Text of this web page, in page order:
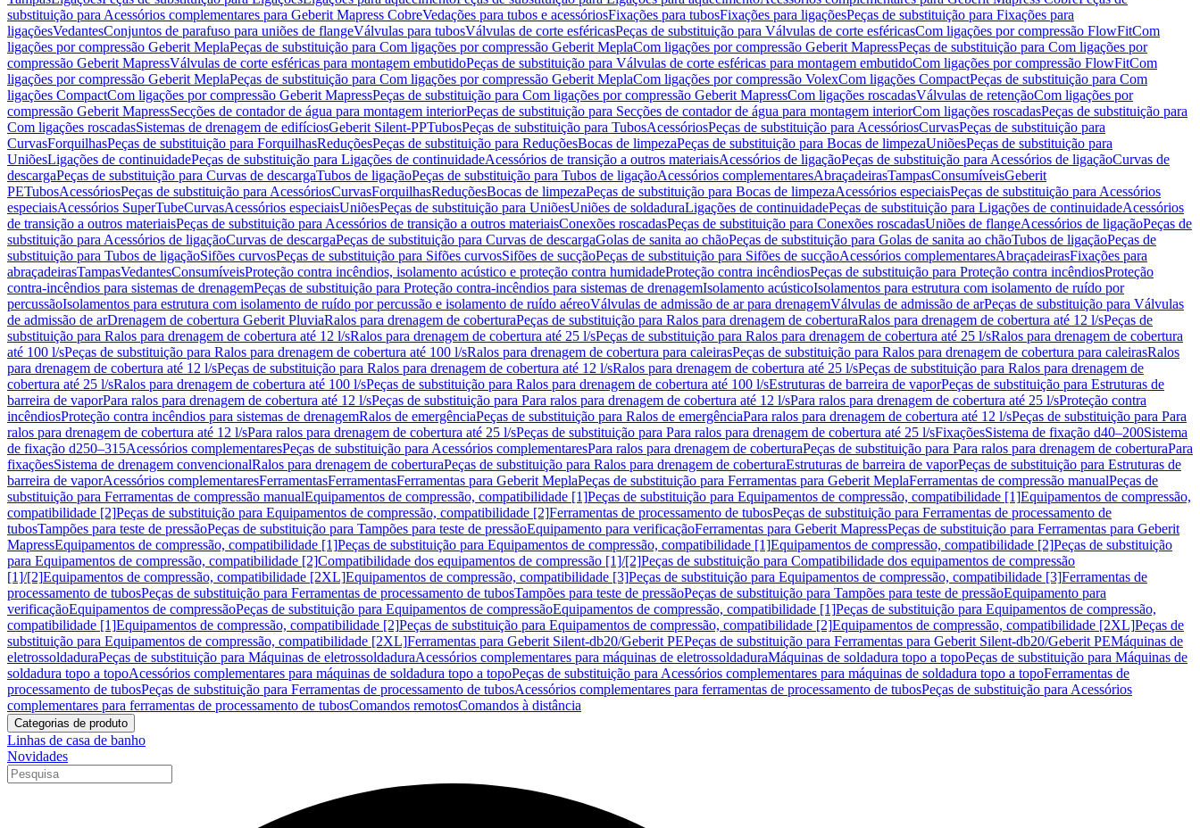
substituição para Acessórios complementares para Geberit Mapress CobreVedações para tubos e acessóriosFixações para tubosFixações para ligaçõesPeças de substituição para Fixações para
ligaçõesVedantesConjuntos de parafuso para uniões de flangeVálvulas para tubosVálvulas de corte esféricasPeças de substituição para Válvulas de corte esféricasCom ligações por compressão FlowFitCom
ligações por compressão Geberit MeplaPeças de substituição para Com ligações por compressão Geberit MeplaCom ligações por compressão Geberit MapressPeças de substituição para Com ligações por
compressão Geberit MapressVálvulas de corte esféricas para montagem embutidoPeças de substituição para Válvulas de corte esféricas para montagem embutidoCom ligações por compressão FlowFitCom
ligações por compressão Geberit MeplaPeças de substituição para Com ligações por compressão Geberit MeplaCom ligações por compressão VolexCom ligações CompactPeças de substituição para Com
ligações CompactCom ligações por compressão Geberit MapressPeças de substituição para Com ligações por compressão Geberit MapressCom ligações roscadasVálvulas de retençãoCom ligações por
compressão Geberit MapressSecções de contador de água para montagem interiorPeças de substituição para Secções de contador de água para montagem interiorCom ligações roscadasPeças de substituição para
Com ligações roscadasSistemas de drenagem de edifíciosGeberit Silent-PPTubosPeças de substituição para TubosAcessóriosPeças de substituição para AcessóriosCurvasPeças de substituição para
CurvasForquilhasPeças de substituição para ForquilhasReduçõesPeças de substituição para ReduçõesBocas de limpezaPeças de substituição para Bocas de limpezaUniõesPeças de substituição para
UniõesLigações de continuidadePeças de substituição para Ligações de continuidadeAcessórios de transição a outros materiaisAcessórios de ligaçãoPeças de substituição para Acessórios de ligaçãoCurvas de
descargaPeças de substituição para Curvas de descargaTubos de ligaçãoPeças de substituição para Tubos de ligaçãoAcessórios complementaresAbraçadeirasTampasConsumíveisGeberit
PETubosAcessóriosPeças de substituição para AcessóriosCurvasForquilhasReduçõesBocas de limpezaPeças de substituição para Bocas de limpezaAcessórios especiaisPeças de substituição para Acessórios
especiaisAcessórios SuperTubeCurvasAcessórios especiaisUniõesPeças de substituição para UniõesUniões de soldaduraLigações de continuidadePeças de substituição para Ligações de continuidadeAcessórios
de transição a outros materiaisPeças de substituição para Acessórios de transição a outros materiaisConexões roscadasPeças de substituição para Conexões roscadasUniões de flangeAcessórios de ligaçãoPeças de
substituição para Acessórios de ligaçãoCurvas de descargaPeças de substituição para Curvas de descargaGolas de sanita ao chãoPeças de substituição para Golas de sanita ao chãoTubos de ligaçãoPeças de
substituição para Tubos de ligaçãoSifões curvosPeças de substituição para Sifões curvosSifões de sucçãoPeças de substituição para Sifões de sucçãoAcessórios complementaresAbraçadeirasFixações para
abraçadeirasTampasVedantesConsumíveisProteção contra incêndios, isolamento acústico e proteção contra humidadeProteção contra incêndiosPeças de substituição para Proteção contra incêndiosProteção
contra-incêndios para sistemas de drenagemPeças de substituição para Proteção contra-incêndios para sistemas de drenagemIsolamento acústicoIsolamentos para estrutura com isolamento de ruído por
percussãoIsolamentos para estrutura com isolamento de ruído por percussão e isolamento de ruído aéreoVálvulas de admissão de ar para drenagemVálvulas de admissão de arPeças de substituição para Válvulas
de admissão de arDrenagem de cobertura Geberit PluviaRalos para drenagem de coberturaPeças de substituição para Ralos para drenagem de coberturaRalos para drenagem de cobertura até 12 l/sPeças de
substituição para Ralos para drenagem de cobertura até 12 l/sRalos para drenagem de cobertura até 25 l/sPeças de substituição para Ralos para drenagem de cobertura até 25 l/sRalos para drenagem de cobertura
até 100 l/sPeças de substituição para Ralos para drenagem de cobertura até 100 l/sRalos para drenagem de cobertura para caleirasPeças de substituição para Ralos para drenagem de cobertura para caleirasRalos
para drenagem de cobertura até 12 l/sPeças de substituição para Ralos para drenagem de cobertura até 12 l/sRalos para drenagem de cobertura até 25 l/sPeças de substituição para Ralos para drenagem de
cobertura até 25 l/sRalos para drenagem de cobertura até 100 l/sPeças de substituição para Ralos para drenagem de cobertura até 100 l/sEstruturas de barreira de vaporPeças de substituição para Estruturas de
barreira de vaporPara ralos para drenagem de cobertura até 12 l/sPeças de substituição para Para ralos para drenagem de cobertura até 12 l/sPara ralos para drenagem de cobertura até 25 l/sProteção contra
incêndiosProteção contra incêndios para sistemas de drenagemRalos de emergênciaPeças de substituição para Ralos de emergênciaPara ralos para drenagem de cobertura até 12 l/sPeças de substituição para Para
ralos para drenagem de cobertura até 12 l/sPara ralos para drenagem de cobertura até 25 l/sPeças de substituição para Para ralos para drenagem de cobertura até 25 l/sFixaçõesSistema de fixação d40–200Sistema
de fixação d250–315Acessórios complementaresPeças de substituição para Acessórios complementaresPara ralos para drenagem de coberturaPeças de substituição para Para ralos para drenagem de coberturaPara
fixaçõesSistema de drenagem convencionalRalos para drenagem de coberturaPeças de substituição para Ralos para drenagem de coberturaEstruturas de barreira de vaporPeças de substituição para Estruturas de
barreira de vaporAcessórios complementaresFerramentasFerramentasFerramentas para Geberit MeplaPeças de substituição para Ferramentas para Geberit MeplaFerramentas de compressão manualPeças de
substituição para Ferramentas de compressão manualEquipamentos de compressão, compatibilidade [1]Peças de substituição para Equipamentos de compressão, compatibilidade [1]Equipamentos de compressão,
compatibilidade [2]Peças de substituição para Equipamentos de compressão, compatibilidade [2]Ferramentas de processamento de tubosPeças de substituição para Ferramentas de processamento de
tubosTampões para teste de pressãoPeças de substituição para Tampões para teste de pressãoEquipamento para verificaçãoFerramentas para Geberit MapressPeças de substituição para Ferramentas para Geberit
MapressEquipamentos de compressão, compatibilidade [1]Peças de substituição para Equipamentos de compressão, compatibilidade [1]Equipamentos de compressão, compatibilidade [2]Peças de substituição
para Equipamentos de compressão, compatibilidade [2]Compatibilidade dos equipamentos de compressão [1]/[2]Peças de substituição para Compatibilidade dos equipamentos de compressão
[1]/[2]Equipamentos de compressão, compatibilidade [2XL]Equipamentos de compressão, compatibilidade [3]Peças de substituição para Equipamentos de compressão, compatibilidade [3]Ferramentas de
processamento de tubosPeças de substituição para Ferramentas de processamento de tubosTampões para teste de pressãoPeças de substituição para Tampões para teste de pressãoEquipamento para
verificaçãoEquipamentos de compressãoPeças de substituição para Equipamentos de compressãoEquipamentos de compressão, compatibilidade [1]Peças de substituição para Equipamentos de compressão,
compatibilidade [1]Equipamentos de compressão, compatibilidade [2]Peças de substituição para Equipamentos de compressão, compatibilidade [2]Equipamentos de compressão, compatibilidade [2XL]Peças de
substituição para Equipamentos de compressão, compatibilidade [2XL]Ferramentas para Geberit Silent-db20/Geberit PEPeças de substituição para Ferramentas para Geberit Silent-db20/Geberit PEMáquinas de
eletrossoldaduraPeças de substituição para Máquinas de eletrossoldaduraAcessórios complementares para máquinas de eletrossoldaduraMáquinas de soldadura topo a topoPeças de substituição para Máquinas de
soldadura topo a topoAcessórios complementares para máquinas de soldadura topo a topoPeças de substituição para Acessórios complementares para máquinas de soldadura topo a topoFerramentas de
processamento de tubosPeças de substituição para Ferramentas de processamento de tubosAcessórios complementares para ferramentas de processamento de tubosPeças de substituição para Acessórios
complementares para ferramentas de processamento de tubosComandos remotosComandos à distância
Categorias de produto
Linhas de casa de banho
Novidades